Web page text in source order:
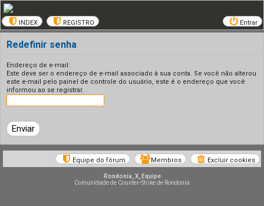
INDEX REGISTRO Entrar
Redefinir senha
Endereço de e-mail:
Este deve ser o endereço de e-mail associado à sua conta. Se você não alterou
este e-mail pelo painel de controle do usuário, este é o endereço que você
informou ao se registrar.
Excluir cookies
Membros
Equipe do fórum
Rondonia_X_Equipe
Comunidade de Counter-Strike de Rondonia